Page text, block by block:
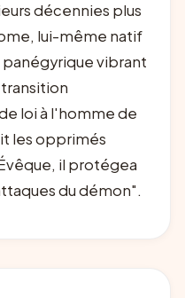
décennies plus
lui-même natif
vibrant
transition
loi à l'homme de
les opprimés
il protégea
du démon".